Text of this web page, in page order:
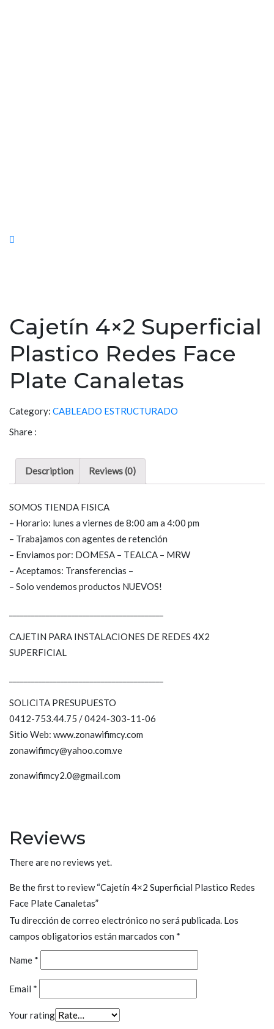
Cajetín 4×2 Superficial
Plastico Redes Face
Plate Canaletas
Category: CABLEADO ESTRUCTURADO
Share :
Description Reviews (0)
SOMOS TIENDA FISICA
– Horario: lunes a viernes de 8:00 am a 4:00 pm
– Trabajamos con agentes de retención
– Enviamos por: DOMESA – TEALCA – MRW
– Aceptamos: Transferencias –
– Solo vendemos productos NUEVOS!
CAJETIN PARA INSTALACIONES DE REDES 4X2
SUPERFICIAL
SOLICITA PRESUPUESTO
0412-753.44.75 / 0424-303-11-06
Sitio Web: www.zonawifimcy.com
zonawifimcy@yahoo.com.ve
zonawifimcy2.0@gmail.com
Reviews
There are no reviews yet.
Be the first to review “Cajetín 4×2 Superficial Plastico Redes
Face Plate Canaletas”
Tu dirección de correo electrónico no será publicada. Los
campos obligatorios están marcados con *
Name *
Email *
Your rating